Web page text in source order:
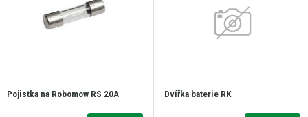
Pojistka na Robomow RS 20A Dvířka baterie RK